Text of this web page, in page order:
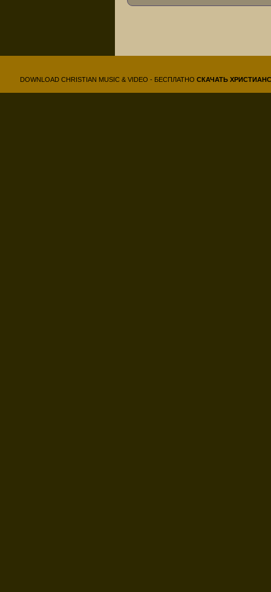
DOWNLOAD CHRISTIAN MUSIC & VIDEO - БЕСПЛАТНО СКАЧАТЬ